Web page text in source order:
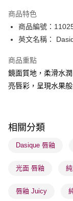
PayMe
WeChat Pay
BoC Pay
送貨方式
每筆HK$65.00，滿
確認發貨後1-3 工
每筆HK$65.00，
商品特色
商品編號：
英文名稱：
商品重點
鏡面質地，柔滑水
亮唇彩，呈現水果般
相關分類
Dasique 唇釉
光面 唇釉
唇釉 Juicy